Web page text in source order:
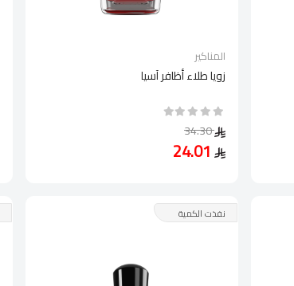
المناكير
زويا طلاء أظافر آسيا
34.30
24.01
نفذت الكمية